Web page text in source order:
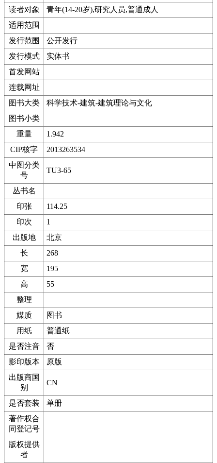
读者对象
青年(14-20岁),研究人员,普通成人
适用范围
发行范围
公开发行
发行模式
实体书
首发网站
连载网址
图书大类
科学技术-建筑-建筑理论与文化
图书小类
重量
1.942
CIP核字
2013263534
中图分类
号
TU3-65
丛书名
印张
114.25
印次
1
出版地
北京
长
268
宽
195
高
55
整理
媒质
图书
用纸
普通纸
是否注音
否
影印版本
原版
出版商国
别
CN
是否套装
单册
著作权合
同登记号
版权提供
者